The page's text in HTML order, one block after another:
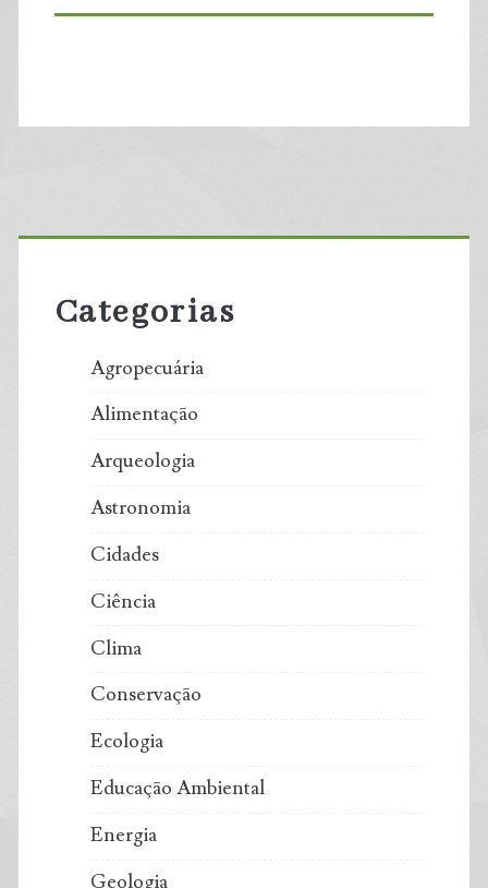
Primary
Sidebar
Categorias
Agropecuária
Alimentação
Arqueologia
Astronomia
Cidades
Ciência
Clima
Conservação
Ecologia
Educação Ambiental
Energia
Geologia